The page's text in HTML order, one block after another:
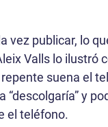
vez publicar, lo
Valls lo ilustró
suena el
y
el teléfono.